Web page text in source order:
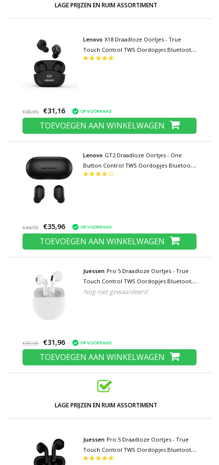
LAGE PRIJZEN EN RUIM ASSORTIMENT
Lenovo X18 Draadloze Oortjes - True
Touch Control TWS Oordopjes Bluetooth
5.0 Wireless Buds Earphones Oortelefoon
€38,95 €31,16 OP VOORRAAD
TOEVOEGEN AAN WINKELWAGEN
Lenovo GT2 Draadloze Oortjes - One
Button Control TWS Oordopjes Bluetooth
5.0 Wireless Buds Earphones Oortelefoon
€44,95 €35,96 OP VOORRAAD
TOEVOEGEN AAN WINKELWAGEN
Juessen Pro 5 Draadloze Oortjes - True
Touch Control TWS Oordopjes Bluetooth
5.0 Wireless Buds Earphones Oortelefoon
Nog niet gewaardeerd
€39,95 €31,96 OP VOORRAAD
TOEVOEGEN AAN WINKELWAGEN
LAGE PRIJZEN EN RUIM ASSORTIMENT
Juessen Pro 5 Draadloze Oortjes - True
Touch Control TWS Oordopjes Bluetooth
5.0 Wireless Buds Earphones Oortelefoon